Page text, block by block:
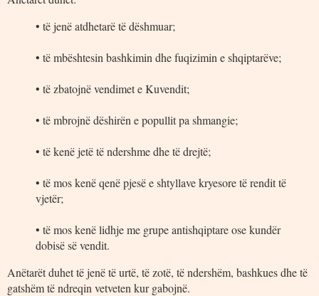
• të jenë atdhetarë të dëshmuar;
• të mbështesin bashkimin dhe fuqizimin e shqiptarëve;
• të zbatojnë vendimet e Kuvendit;
• të mbrojnë dëshirën e popullit pa shmangie;
• të kenë jetë të ndershme dhe të drejtë;
• të mos kenë qenë pjesë e shtyllave kryesore të rendit të
vjetër;
• të mos kenë lidhje me grupe antishqiptare ose kundër
dobisë së vendit.
Anëtarët duhet të jenë të urtë, të zotë, të ndershëm, bashkues dhe të
gatshëm të ndreqin vetveten kur gabojnë.